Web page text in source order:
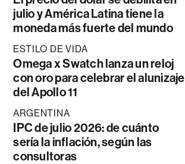
julio y América Latina tiene la
moneda más fuerte del mundo
ESTILO DE VIDA
Omega x Swatch lanza un reloj
con oro para celebrar el alunizaje
del Apollo 11
ARGENTINA
IPC de julio 2026: de cuánto
sería la inflación, según las
consultoras